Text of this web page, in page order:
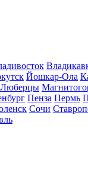
Йошкар-Ола
Люберцы
Пенза Пермь
Сочи